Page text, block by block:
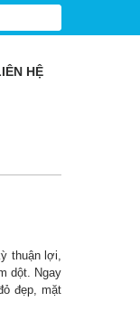
HỆ
thuận lợi,
dột. Ngay
đẹp, mặt